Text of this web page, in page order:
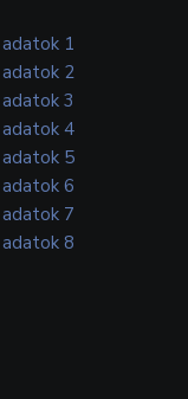
adatok 1
adatok 2
3
adatok 4
adatok 5
adatok 6
adatok 7
adatok 8